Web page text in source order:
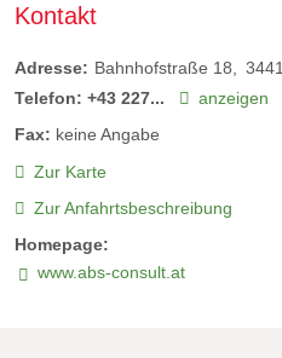
Kontakt
Adresse: Bahnhofstraße 18 3441
Telefon: +43 227...
anzeigen
Fax: keine Angabe
Zur Karte
Zur Anfahrtsbeschreibung
Homepage:
www.abs-consult.at